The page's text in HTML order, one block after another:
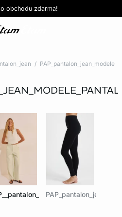
obchodu zdarma!
zaplaťte za 2*KOUPIT NYNÍ
kalhotky za 999 Kč
PAP_pantalon_jean_modele